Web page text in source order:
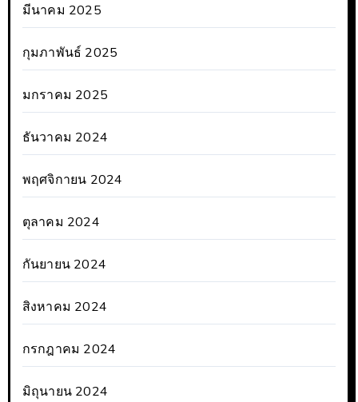
มีนาคม 2025
กุมภาพันธ์ 2025
มกราคม 2025
ธันวาคม 2024
พฤศจิกายน 2024
ตุลาคม 2024
กันยายน 2024
สิงหาคม 2024
กรกฎาคม 2024
มิถุนายน 2024